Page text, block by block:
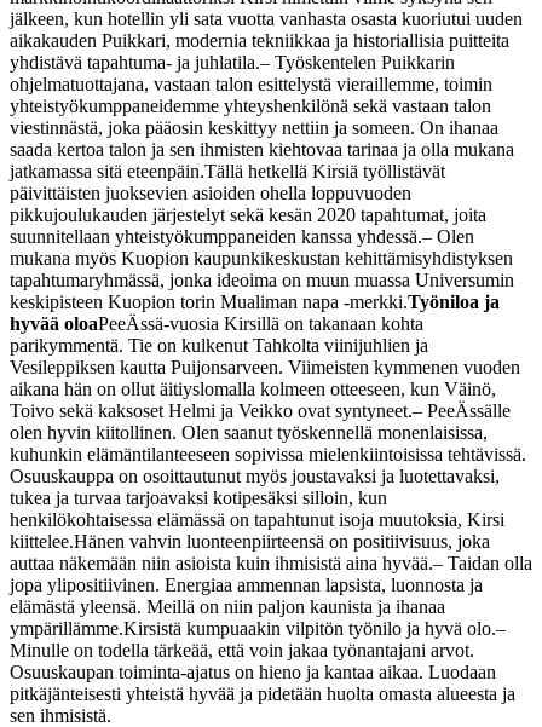
jälkeen, kun hotellin yli sata vuotta vanhasta osasta kuoriutui uuden
aikakauden Puikkari, modernia tekniikkaa ja historiallisia puitteita
yhdistävä tapahtuma- ja juhlatila.– Työskentelen Puikkarin
ohjelmatuottajana, vastaan talon esittelystä vieraillemme, toimin
yhteistyökumppaneidemme yhteyshenkilönä sekä vastaan talon
viestinnästä, joka pääosin keskittyy nettiin ja someen. On ihanaa
saada kertoa talon ja sen ihmisten kiehtovaa tarinaa ja olla mukana
jatkamassa sitä eteenpäin.Tällä hetkellä Kirsiä työllistävät
päivittäisten juoksevien asioiden ohella loppuvuoden
pikkujoulukauden järjestelyt sekä kesän 2020 tapahtumat, joita
suunnitellaan yhteistyökumppaneiden kanssa yhdessä.– Olen
mukana myös Kuopion kaupunkikeskustan kehittämisyhdistyksen
tapahtumaryhmässä, jonka ideoima on muun muassa Universumin
keskipisteen Kuopion torin Mualiman napa -merkki.Työniloa ja
hyvää oloaPeeÄssä-vuosia Kirsillä on takanaan kohta
parikymmentä. Tie on kulkenut Tahkolta viinijuhlien ja
Vesileppiksen kautta Puijonsarveen. Viimeisten kymmenen vuoden
aikana hän on ollut äitiyslomalla kolmeen otteeseen, kun Väinö,
Toivo sekä kaksoset Helmi ja Veikko ovat syntyneet.– PeeÄssälle
olen hyvin kiitollinen. Olen saanut työskennellä monenlaisissa,
kuhunkin elämäntilanteeseen sopivissa mielenkiintoisissa tehtävissä.
Osuuskauppa on osoittautunut myös joustavaksi ja luotettavaksi,
tukea ja turvaa tarjoavaksi kotipesäksi silloin, kun
henkilökohtaisessa elämässä on tapahtunut isoja muutoksia, Kirsi
kiittelee.Hänen vahvin luonteenpiirteensä on positiivisuus, joka
auttaa näkemään niin asioista kuin ihmisistä aina hyvää.– Taidan olla
jopa ylipositiivinen. Energiaa ammennan lapsista, luonnosta ja
elämästä yleensä. Meillä on niin paljon kaunista ja ihanaa
ympärillämme.Kirsistä kumpuaakin vilpitön työnilo ja hyvä olo.–
Minulle on todella tärkeää, että voin jakaa työnantajani arvot.
Osuuskaupan toiminta-ajatus on hieno ja kantaa aikaa. Luodaan
pitkäjänteisesti yhteistä hyvää ja pidetään huolta omasta alueesta ja
sen ihmisistä.